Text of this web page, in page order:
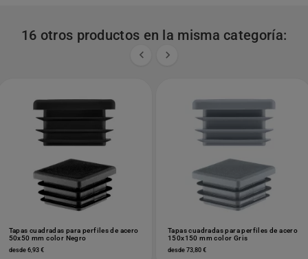
16 otros productos en la misma categoría:
 
Tapas cuadradas para perfiles de acero
50x50 mm color Negro
desde 6,93 €
Tapas cuadradas para perfiles de acero
150x150 mm color Gris
desde 73,80 €